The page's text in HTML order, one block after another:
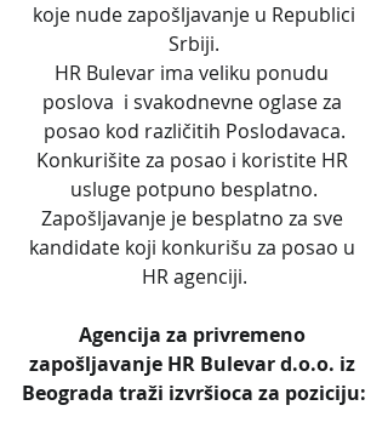
Srbiji.
HR Bulevar ima veliku ponudu
poslova  i svakodnevne oglase za
posao kod različitih Poslodavaca.
Konkurišite za posao i koristite HR
usluge potpuno besplatno.
Zapošljavanje je besplatno za sve
kandidate koji konkurišu za posao u
HR agenciji.
Agencija za privremeno
zapošljavanje HR Bulevar d.o.o. iz
Beograda traži izvršioca za poziciju: